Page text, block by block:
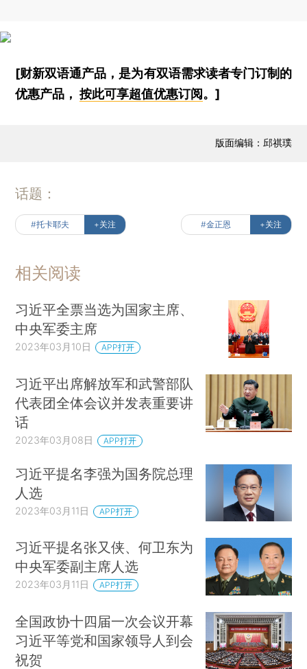
[财新双语通产品，是为有双语需求读者专门订制的
优惠产品，按此可享超值优惠订阅。]
版面编辑：邱祺璞
话题：
#托卡耶夫 +关注 #金正恩 +关注
相关阅读
习近平全票当选为国家主席、
中央军委主席
2023年03月10日 APP打开
习近平出席解放军和武警部队
代表团全体会议并发表重要讲
话
2023年03月08日 APP打开
习近平提名李强为国务院总理
人选
2023年03月11日 APP打开
习近平提名张又侠、何卫东为
中央军委副主席人选
2023年03月11日 APP打开
全国政协十四届一次会议开幕
习近平等党和国家领导人到会
祝贺